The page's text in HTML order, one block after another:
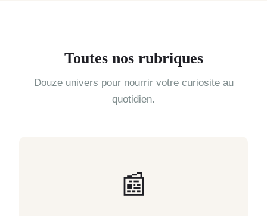
Toutes nos rubriques
Douze univers pour nourrir votre curiosite au
quotidien.
📰